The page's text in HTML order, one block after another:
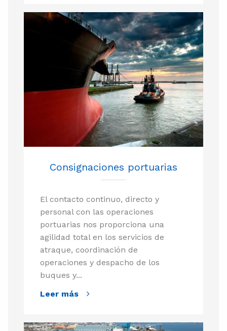
Consignaciones portuarias
El contacto continuo, directo y
personal con las operaciones
portuarias nos proporciona una
agilidad total en los servicios de
atraque, coordinación de
operaciones y despacho de los
buques y...
Leer más